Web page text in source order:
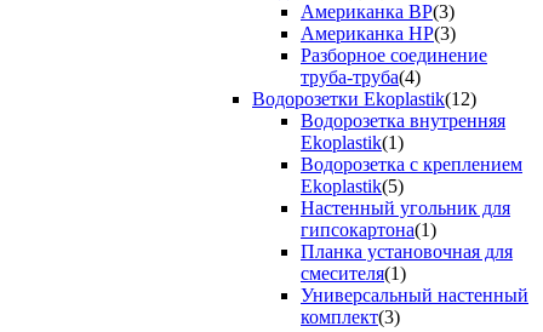
Американка ВР(3)
Американка НР(3)
Разборное соединение
труба-труба(4)
Водорозетки Ekoplastik(12)
Водорозетка внутренняя
Ekoplastik(1)
Водорозетка с креплением
Ekoplastik(5)
Настенный угольник для
гипсокартона(1)
Планка установочная для
смесителя(1)
Универсальный настенный
комплект(3)